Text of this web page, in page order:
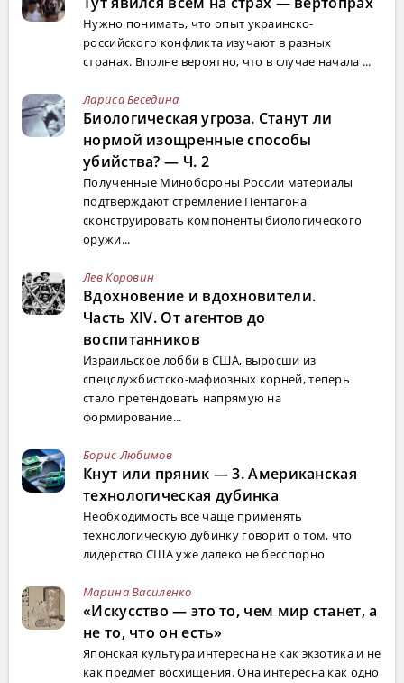
Нужно понимать, что опыт украинско-
российского конфликта изучают в разных
странах. Вполне вероятно, что в случае начала ...
Лариса Беседина
Биологическая угроза. Станут ли
нормой изощренные способы
убийства? — Ч. 2
Полученные Минобороны России материалы
подтверждают стремление Пентагона
сконструировать компоненты биологического
оружи...
Лев Коровин
Вдохновение и вдохновители.
Часть XIV. От агентов до
воспитанников
Израильское лобби в США, выросши из
спецслужбистско-мафиозных корней, теперь
стало претендовать напрямую на
формирование...
Борис Любимов
Кнут или пряник — 3. Американская
технологическая дубинка
Необходимость все чаще применять
технологическую дубинку говорит о том, что
лидерство США уже далеко не бесспорно
Марина Василенко
«Искусство — это то, чем мир станет, а
не то, что он есть»
Японская культура интересна не как экзотика и не
как предмет восхищения. Она интересна как одно